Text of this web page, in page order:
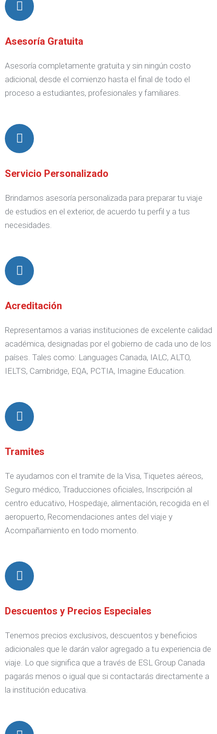
Asesoría Gratuita
Asesoría completamente gratuita y sin ningún costo
adicional, desde el comienzo hasta el final de todo el
proceso a estudiantes, profesionales y familiares.
Servicio Personalizado
Brindamos asesoría personalizada para preparar tu viaje
de estudios en el exterior, de acuerdo tu perfil y a tus
necesidades.
Acreditación
Representamos a varias instituciones de excelente calidad
académica, designadas por el gobierno de cada uno de los
países. Tales como: Languages Canada, IALC, ALTO,
IELTS, Cambridge, EQA, PCTIA, Imagine Education.
Tramites
Te ayudamos con el tramite de la Visa, Tiquetes aéreos,
Seguro médico, Traducciones oficiales, Inscripción al
centro educativo, Hospedaje, alimentación, recogida en el
aeropuerto, Recomendaciones antes del viaje y
Acompañamiento en todo momento.
Descuentos y Precios Especiales
Tenemos precios exclusivos, descuentos y beneficios
adicionales que le darán valor agregado a tu experiencia de
viaje. Lo que significa que a través de ESL Group Canada
pagarás menos o igual que si contactarás directamente a
la institución educativa.